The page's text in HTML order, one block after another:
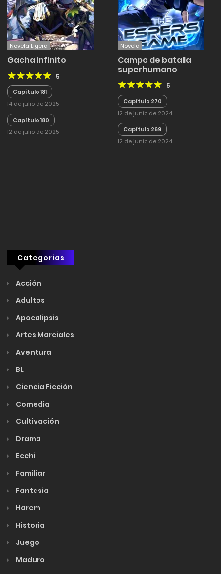
Novela Ligera
Gacha infinito
5
Capítulo 181
14 de julio de 2025
Capítulo 180
12 de julio de 2025
Novela
Campo de batalla
superhumano
5
Capítulo 270
12 de junio de 2024
Capítulo 269
12 de junio de 2024
Categorias
Acción
Adultos
Apocalipsis
Artes Marciales
Aventura
BL
Ciencia Ficción
Comedia
Cultivación
Drama
Ecchi
Familiar
Fantasia
Harem
Historia
Juego
Maduro